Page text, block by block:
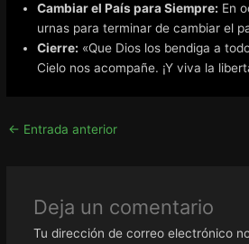
Cambiar el País para Siempre: En
urnas para terminar de cambiar el
Cierre: «Que Dios los bendiga a
Cielo nos acompañe. ¡Y viva la
← Entrada anterior
Deja un comentario
Tu dirección de correo electrónico